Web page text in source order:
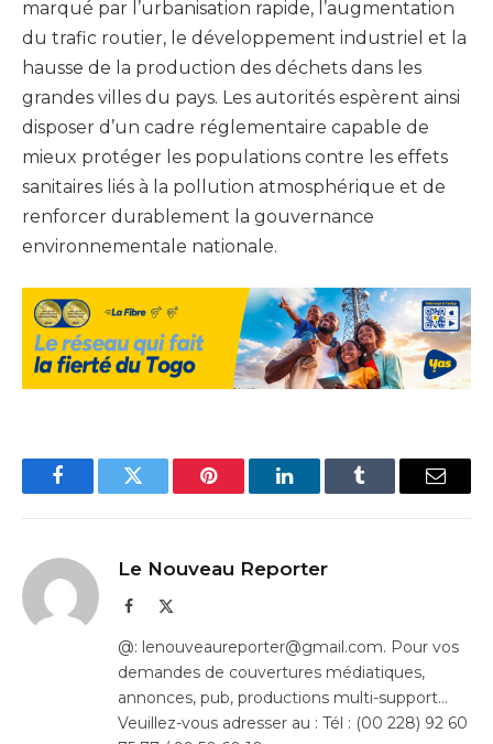
marqué par l’urbanisation rapide, l’augmentation
du trafic routier, le développement industriel et la
hausse de la production des déchets dans les
grandes villes du pays. Les autorités espèrent ainsi
disposer d’un cadre réglementaire capable de
mieux protéger les populations contre les effets
sanitaires liés à la pollution atmosphérique et de
renforcer durablement la gouvernance
environnementale nationale.
FacebookTwitter Pinterest LinkedInTumblr Email
Le Nouveau Reporter
Facebook
@: lenouveaureporter@gmail.com. Pour vos
demandes de couvertures médiatiques,
annonces, pub, productions multi-support…
Veuillez-vous adresser au : Tél : (00 228) 92 60